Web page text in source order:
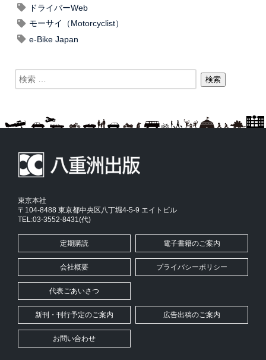
ドライバーWeb
モーサイ（Motorcyclist）
e-Bike Japan
東京本社
〒104-8488 東京都中央区八丁堀4-5-9 エイトビル
TEL:03-3552-8431(代)
定期購読 電子書籍のご案内
会社概要 プライバシーポリシー
代表ごあいさつ
新刊・刊行予定のご案内 広告出稿のご案内
お問い合わせ